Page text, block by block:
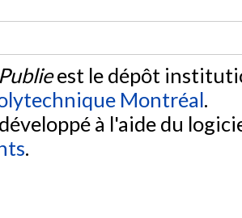
est le dépôt
Montréal.
à l'aide du
.